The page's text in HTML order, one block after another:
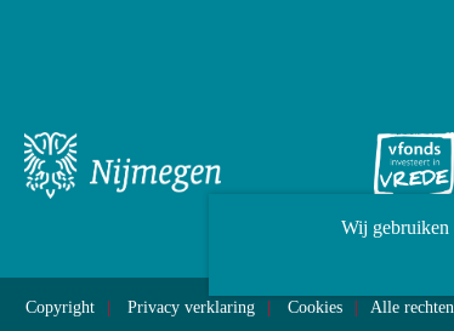
Wij gebruiken
Copyright Privacy verklaring Cookies Alle